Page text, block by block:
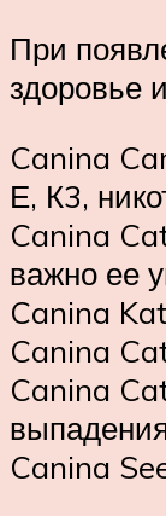
При
здоровье
Canina
Е, К3,
Canina
важно ее
Canina
Canina
Canina
Canina